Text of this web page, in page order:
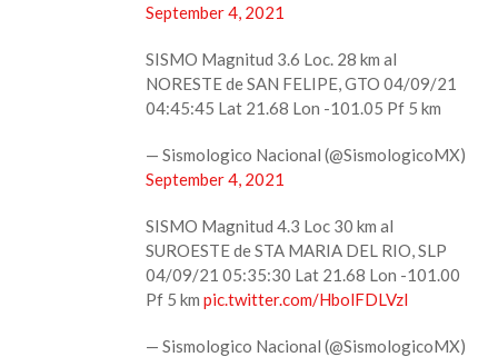
September 4, 2021
SISMO Magnitud 3.6 Loc. 28 km al
NORESTE de SAN FELIPE, GTO 04/09/21
04:45:45 Lat 21.68 Lon -101.05 Pf 5 km
— Sismologico Nacional (@SismologicoMX)
September 4, 2021
SISMO Magnitud 4.3 Loc 30 km al
SUROESTE de STA MARIA DEL RIO, SLP
04/09/21 05:35:30 Lat 21.68 Lon -101.00
Pf 5 kmpic.twitter.com/HbolFDLVzI
— Sismologico Nacional (@SismologicoMX)